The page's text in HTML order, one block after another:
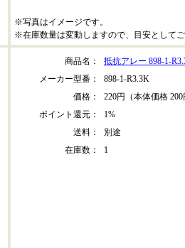
※写真はイメージです。
※在庫数量は変動しますので、目安として
商品名：
抵抗アレー 898-1-
メーカー型番：
898-1-R3.3K
価格：
220円（本体価格
ポイント還元：
1%
送料：
別途
在庫数：
1